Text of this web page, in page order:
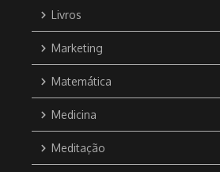
Livros
Marketing
Matemática
Medicina
Meditação